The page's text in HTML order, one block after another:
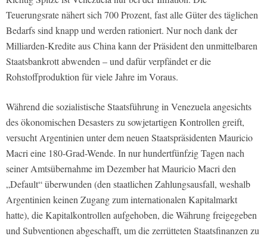
Teuerungsrate nähert sich 700 Prozent, fast alle Güter des täglichen
Bedarfs sind knapp und werden rationiert. Nur noch dank der
Milliarden-Kredite aus China kann der Präsident den unmittelbaren
Staatsbankrott abwenden – und dafür verpfändet er die
Rohstoffproduktion für viele Jahre im Voraus.
Während die sozialistische Staatsführung in Venezuela angesichts
des ökonomischen Desasters zu sowjetartigen Kontrollen greift,
versucht Argentinien unter dem neuen Staatspräsidenten Mauricio
Macri eine 180-Grad-Wende. In nur hundertfünfzig Tagen nach
seiner Amtsübernahme im Dezember hat Mauricio Macri den
„Default“ überwunden (den staatlichen Zahlungsausfall, weshalb
Argentinien keinen Zugang zum internationalen Kapitalmarkt
hatte), die Kapitalkontrollen aufgehoben, die Währung freigegeben
und Subventionen abgeschafft, um die zerrütteten Staatsfinanzen zu